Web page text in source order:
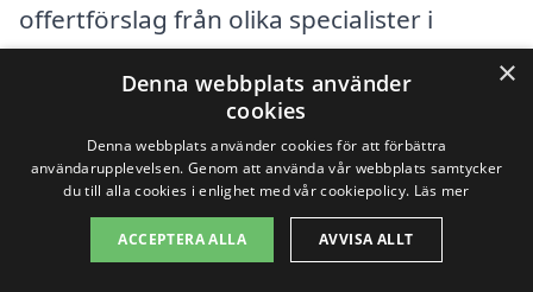
offertförslag från olika specialister i
bästa lösningen som passar både dina
behov och din budget.
Få 3 erbjudanden, gratis och utan
×
Denna webbplats använder
cookies
Denna webbplats använder cookies för att förbättra
användarupplevelsen. Genom att använda vår webbplats samtycker
du till alla cookies i enlighet med vår cookiepolicy. Läs mer
ACCEPTERA ALLA AVVISA ALLT